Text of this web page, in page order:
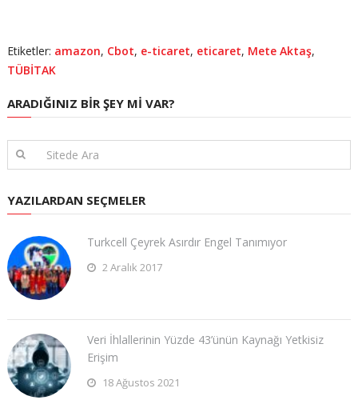
Etiketler: amazon, Cbot, e-ticaret, eticaret, Mete Aktaş,
TÜBİTAK
ARADIĞINIZ BIR ŞEY MI VAR?
YAZILARDAN SEÇMELER
Turkcell Çeyrek Asırdır Engel Tanımıyor
2 Aralık 2017
Veri İhlallerinin Yüzde 43’ünün Kaynağı Yetkisiz
Erişim
18 Ağustos 2021